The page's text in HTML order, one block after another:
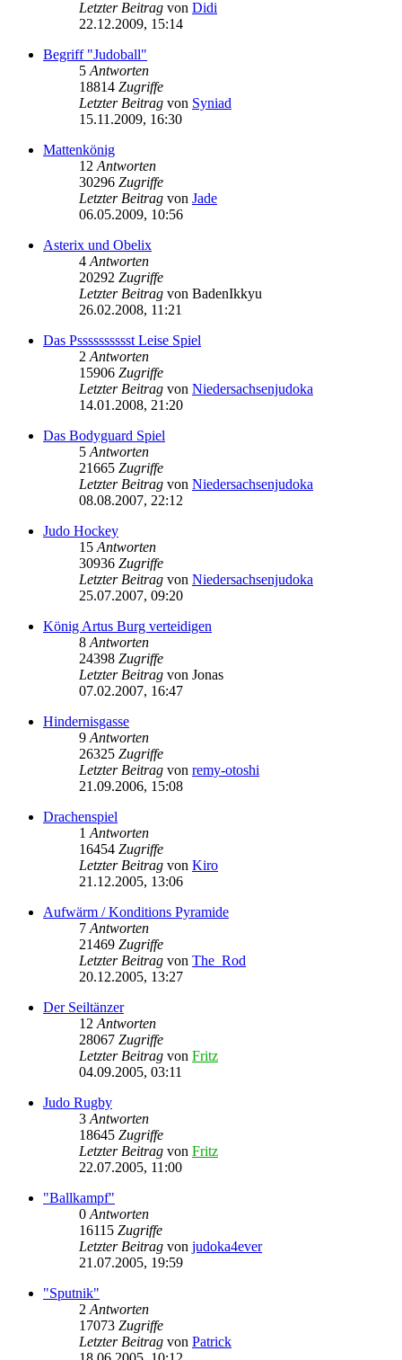
Letzter Beitrag von Didi
22.12.2009, 15:14
Begriff "Judoball"
5 Antworten
18814 Zugriffe
Letzter Beitrag von Syniad
15.11.2009, 16:30
Mattenkönig
12 Antworten
30296 Zugriffe
Letzter Beitrag von Jade
06.05.2009, 10:56
Asterix und Obelix
4 Antworten
20292 Zugriffe
Letzter Beitrag von BadenIkkyu
26.02.2008, 11:21
Das Psssssssssst Leise Spiel
2 Antworten
15906 Zugriffe
Letzter Beitrag von Niedersachsenjudoka
14.01.2008, 21:20
Das Bodyguard Spiel
5 Antworten
21665 Zugriffe
Letzter Beitrag von Niedersachsenjudoka
08.08.2007, 22:12
Judo Hockey
15 Antworten
30936 Zugriffe
Letzter Beitrag von Niedersachsenjudoka
25.07.2007, 09:20
König Artus Burg verteidigen
8 Antworten
24398 Zugriffe
Letzter Beitrag von Jonas
07.02.2007, 16:47
Hindernisgasse
9 Antworten
26325 Zugriffe
Letzter Beitrag von remy-otoshi
21.09.2006, 15:08
Drachenspiel
1 Antworten
16454 Zugriffe
Letzter Beitrag von Kiro
21.12.2005, 13:06
Aufwärm / Konditions Pyramide
7 Antworten
21469 Zugriffe
Letzter Beitrag von The_Rod
20.12.2005, 13:27
Der Seiltänzer
12 Antworten
28067 Zugriffe
Letzter Beitrag von Fritz
04.09.2005, 03:11
Judo Rugby
3 Antworten
18645 Zugriffe
Letzter Beitrag von Fritz
22.07.2005, 11:00
"Ballkampf"
0 Antworten
16115 Zugriffe
Letzter Beitrag von judoka4ever
21.07.2005, 19:59
"Sputnik"
2 Antworten
17073 Zugriffe
Letzter Beitrag von Patrick